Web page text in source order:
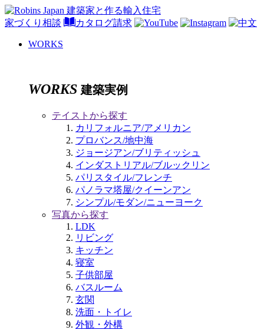
家づくり相談 カタログ請求
WORKS
WORKS 建築実例
テイストから探す
カリフォルニア/アメリカン
プロバンス/地中海
ジョージアン/ブリティッシュ
インダストリアル/ブルックリン
パリスタイル/フレンチ
パノラマ塔屋/クイーンアン
シンプル/モダン/ニューヨーク
写真から探す
LDK
リビング
キッチン
寝室
子供部屋
バスルーム
玄関
洗面・トイレ
外観・外構